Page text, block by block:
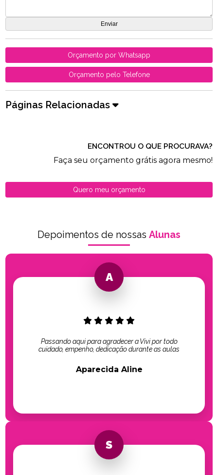
Orçamento por Whatsapp
Orçamento pelo Telefone
Páginas Relacionadas
ENCONTROU O QUE PROCURAVA?
Faça seu orçamento grátis agora mesmo!
Quero meu orçamento
Depoimentos de nossas Alunas
Passando aqui para agradecer a Vivi por todo
cuidado, empenho, dedicação durante as aulas
Aparecida Aline